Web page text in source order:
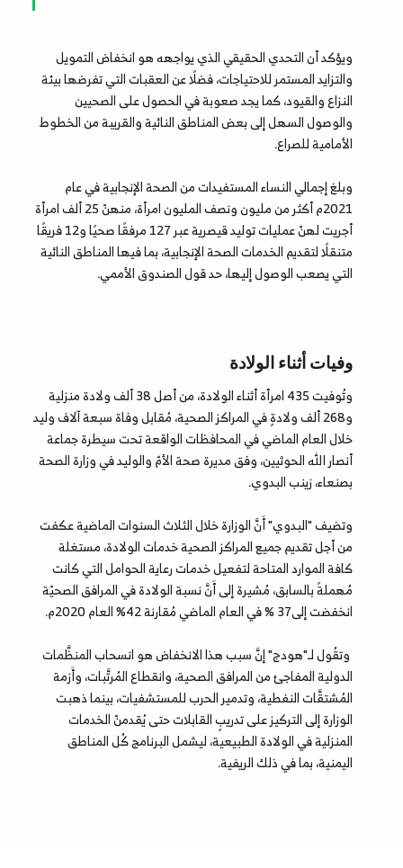
ويؤكد أن التحدي الحقيقي الذي يواجهه هو انخفاض التمويل
والتزايد المستمر للاحتياجات، فضلًا عن العقبات التي تفرضها بيئة
النزاع والقيود، كما يجد صعوبة في الحصول على الصحيين
والوصول السهل إلى بعض المناطق النائية والقريبة من الخطوط
الأمامية للصراع.
وبلغ إجمالي النساء المستفيدات من الصحة الإنجابية في عام
2021م أكثر من مليون ونصف المليون امرأة، منهنّ 25 ألف امرأة
أجريت لهنّ عمليات توليد قيصرية عبر 127 مرفقًا صحيًا و12 فريقًا
متنقلًا لتقديم الخدمات الصحة الإنجابية، بما فيها المناطق النائية
التي يصعب الوصول إليها، حد قول الصندوق الأممي.
وفيات أثناء الولادة
وتُوفيت 435 امرأة أثناء الولادة، من أصل 38 ألف ولادة منزلية
و268 ألف ولادةٍ في المراكز الصحية، مُقابل وفاة سبعة آلاف وليد
خلال العام الماضي في المحافظات الواقعة تحت سيطرة جماعة
أنصار الله الحوثيين، وفق مديرة صحة الأمّ والوليد في وزارة الصحة
بصنعاء، زينب البدوي.
وتضيف "البدوي" أَنَّ الوزارة خلال الثلاث السنوات الماضية عكفت
من أجل تقديم جميع المراكز الصحية خدمات الولادة، مستغلة
كافة الموارد المتاحة لتفعيل خدمات رعاية الحوامل التي كانت
مُهملةً بالسابق، مُشيرة إلى أَنَّ نسبة الولادة في المرافق الصحيّة
انخفضت إلى37 % في العام الماضي مُقارنة 42% العام 2020م.
وتقُول لـ"هودج" إنَّ سبب هذا الانخفاض هو انسحاب المنظَّمات
الدولية المفاجئ من المرافق الصحية، وانقطاع المُرتَّبات، وأَزمة
المُشتقَّات النفطية، وتدمير الحرب للمستشفيات، بينما ذهبت
الوزارة إلى التركيز على تدريبٍ القابلات حتى يُقدمنّ الخدمات
المنزلية في الولادة الطبيعية، ليشمل البرنامج كُل المناطق
اليمنية، بما في ذلك الريفية.